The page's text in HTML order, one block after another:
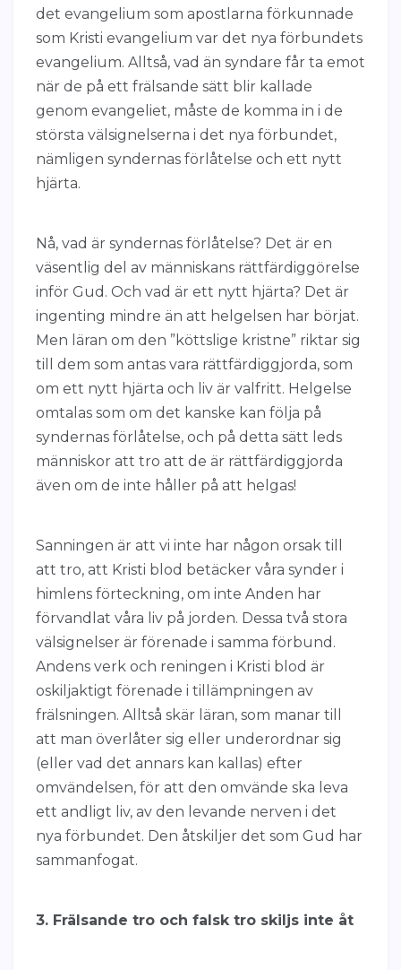
det evangelium som apostlarna förkunnade
som Kristi evangelium var det nya förbundets
evangelium. Alltså, vad än syndare får ta emot
när de på ett frälsande sätt blir kallade
genom evangeliet, måste de komma in i de
största välsignelserna i det nya förbundet,
nämligen syndernas förlåtelse och ett nytt
hjärta.
Nå, vad är syndernas förlåtelse? Det är en
väsentlig del av människans rättfärdiggörelse
inför Gud. Och vad är ett nytt hjärta? Det är
ingenting mindre än att helgelsen har börjat.
Men läran om den ”köttslige kristne” riktar sig
till dem som antas vara rättfärdiggjorda, som
om ett nytt hjärta och liv är valfritt. Helgelse
omtalas som om det kanske kan följa på
syndernas förlåtelse, och på detta sätt leds
människor att tro att de är rättfärdiggjorda
även om de inte håller på att helgas!
Sanningen är att vi inte har någon orsak till
att tro, att Kristi blod betäcker våra synder i
himlens förteckning, om inte Anden har
förvandlat våra liv på jorden. Dessa två stora
välsignelser är förenade i samma förbund.
Andens verk och reningen i Kristi blod är
oskiljaktigt förenade i tillämpningen av
frälsningen. Alltså skär läran, som manar till
att man överlåter sig eller underordnar sig
(eller vad det annars kan kallas) efter
omvändelsen, för att den omvände ska leva
ett andligt liv, av den levande nerven i det
nya förbundet. Den åtskiljer det som Gud har
sammanfogat.
3. Frälsande tro och falsk tro skiljs inte åt